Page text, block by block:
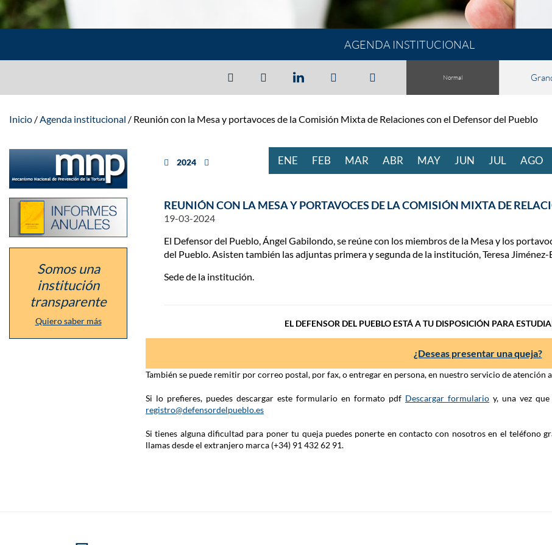
AGENDA INSTITUCIONAL
Normal
Inicio Agenda institucional Reunión con la Mesa y portavoces de la Comisión Mixta de Relaciones con el Defensor del Pueblo
año anterior
2024 ENE ROFEB RERO
MAR ZOABR BRILMAYO JUN JULIO AGO
REUNIÓN CON LA MESA Y PORTAVOCES DE LA COMISIÓN MIXTA DE
19-03-2024
El Defensor del Pueblo, Ángel Gabilondo, se reúne con los miembros de la Mesa y los
del Pueblo. Asisten también las adjuntas primera y segunda de la institución, Teresa
Sede de la institución.
EL DEFENSOR DEL PUEBLO ESTÁ A TU DISPOSICIÓN PARA
¿Deseas presentar una queja?
También se puede remitir por correo postal, por fax, o entregar en persona, en nuestro servicio de
Si lo prefieres, puedes descargar este formulario en formato pdf Descargar formulario y, una vez
registro@defensordelpueblo.es
Si tienes alguna dificultad para poner tu queja puedes ponerte en contacto con nosotros en el teléfono
llamas desde el extranjero marca (+34) 91 432 62 91.
sección
defensor
Mecanismo
Nacional
de
Listado
informes
instituciónSomos una
institución
transparente
Quiero saber más